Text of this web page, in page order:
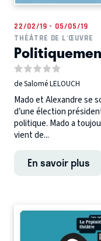
22/02/19 - 05/05/19
THÉÂTRE DE L'ŒUVRE
de Salomé LELOUCH
Mado et Alexandre se
d’une élection
politique. Mado a
vient de...
En savoir plus